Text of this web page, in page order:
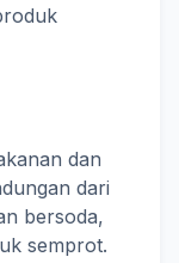
dan
dari
bersoda,
semprot.